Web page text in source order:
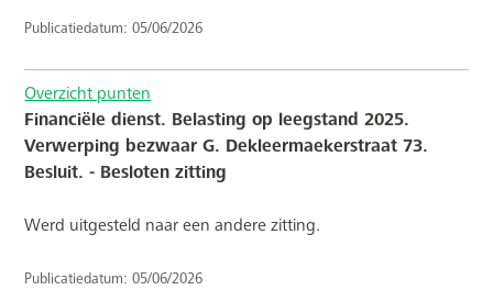
Publicatiedatum: 05/06/2026
Overzicht punten
Financiële dienst. Belasting op leegstand 2025.
Verwerping bezwaar G. Dekleermaekerstraat 73.
Besluit. - Besloten zitting
Werd uitgesteld naar een andere zitting.
Publicatiedatum: 05/06/2026